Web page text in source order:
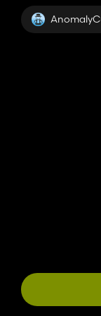
https://
ПОЖАЛУЙСТА,
Коробка для ланча